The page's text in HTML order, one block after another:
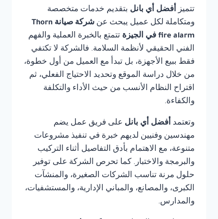
تتميز أفضل أي بانل بتقديم خدمات متخصصة
ومتكاملة لكل عميل يبحث عن
شركة صيانة Thorn
fire alarm في الجيزة
تتمتع بالخبرة العملية والفهم
الفني الحقيقي لأنظمة السلامة. فالشركة لا تكتفي
فقط ببيع الأجهزة، بل تبدأ مع العميل من أول خطوة،
من خلال دراسة الموقع وتحديد الاحتياج الفعلي، ثم
اقتراح النظام الأنسب من حيث الأداء والتكلفة
والكفاءة.
وتعتمد أفضل أي بانل على فريق عمل يضم
مهندسين وفنيين لديهم خبرة في تنفيذ مشروعات
متنوعة، مع الاهتمام بأدق التفاصيل أثناء التركيب
والبرمجة والاختبار. كما تحرص الشركة على توفير
حلول مرنة تناسب الشركات الصغيرة، والمنشآت
الكبرى، والمصانع، والمباني الإدارية، والمستشفيات،
والمدارس.